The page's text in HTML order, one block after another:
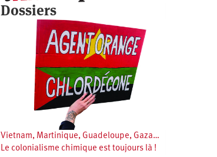
Dossiers
Vietnam, Martinique, Guadeloupe, Gaza…
Le colonialisme chimique est toujours là !